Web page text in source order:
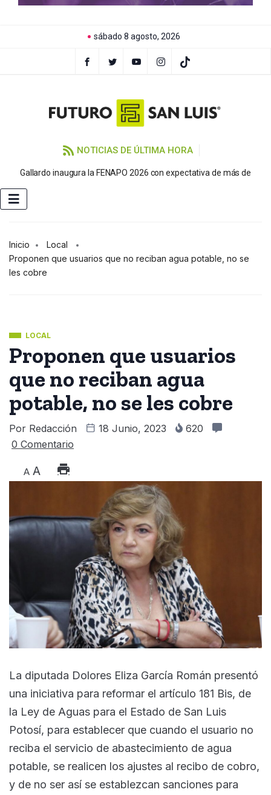
sábado 8 agosto, 2026
NOTICIAS DE ÚLTIMA HORA
Gallardo inaugura la FENAPO 2026 con expectativa de más de
Inicio
Local
Proponen que usuarios que no reciban agua potable, no se
les cobre
LOCAL
Proponen que usuarios
que no reciban agua
potable, no se les cobre
Por Redacción 18 Junio, 2023
620
0 Comentario
A A
La diputada Dolores Eliza García Román presentó
una iniciativa para reformar el artículo 181 Bis, de
la Ley de Aguas para el Estado de San Luis
Potosí, para establecer que cuando el usuario no
reciba el servicio de abastecimiento de agua
potable, se realicen los ajustes al recibo de cobro,
y de no ser así se establezcan sanciones para